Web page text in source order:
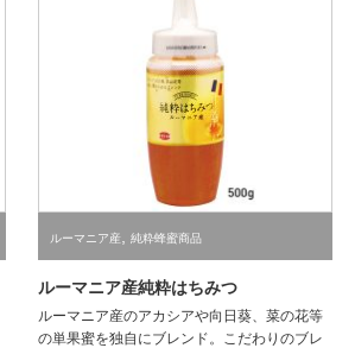
ルーマニア産 純粋蜂蜜商品
ルーマニア産純粋はちみつ
ルーマニア産のアカシアや向日葵、菜の花等
の単果蜜を独自にブレンド。こだわりのブレ